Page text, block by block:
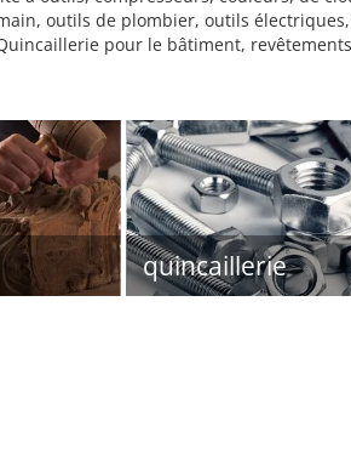
outils de plombier, outils
pour le bâtiment,
quincaillerie